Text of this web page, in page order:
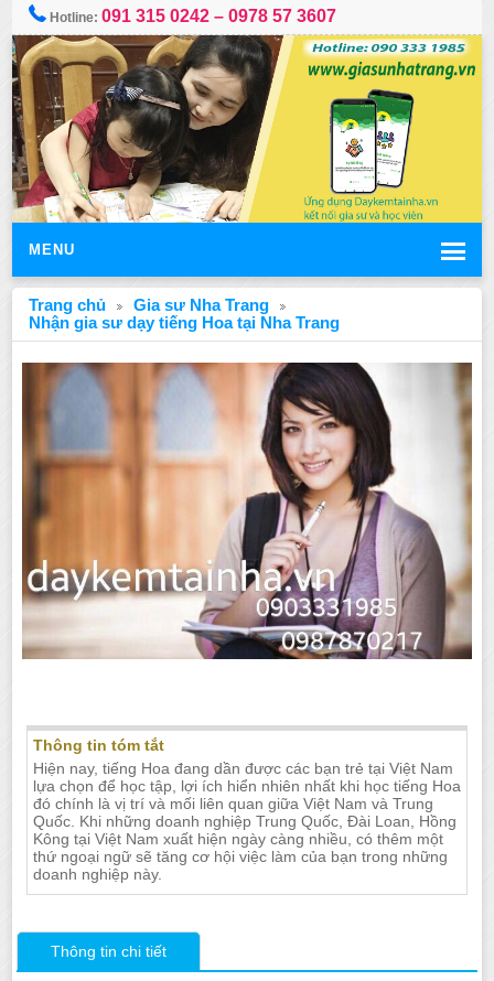
Hotline:091 315 0242 – 0978 57 3607
MENU
Trang chủ
Gia sư Nha Trang
Nhận gia sư dạy tiếng Hoa tại Nha Trang
Thông tin tóm tắt
Hiện nay, tiếng Hoa đang dần được các bạn trẻ tại Việt Nam
lựa chọn để học tập, lợi ích hiển nhiên nhất khi học tiếng Hoa
đó chính là vị trí và mối liên quan giữa Việt Nam và Trung
Quốc. Khi những doanh nghiệp Trung Quốc, Đài Loan, Hồng
Kông tại Việt Nam xuất hiện ngày càng nhiều, có thêm một
thứ ngoại ngữ sẽ tăng cơ hội việc làm của bạn trong những
doanh nghiệp này.
Thông tin chi tiết